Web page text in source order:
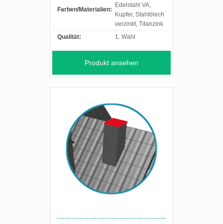
Farben/Materialien:
Edelstahl VA,
Kupfer, Stahlblech
verzinkt, Titanzink
Qualität:
1. Wahl
Produkt ansehen